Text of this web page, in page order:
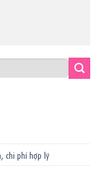
chi phí hợp lý